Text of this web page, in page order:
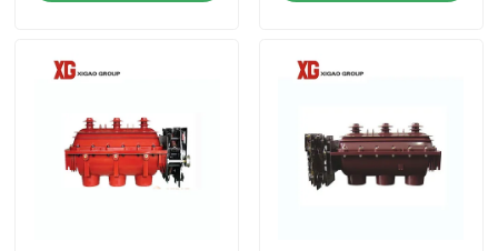
Visite d'usine
Contrôle de qualité